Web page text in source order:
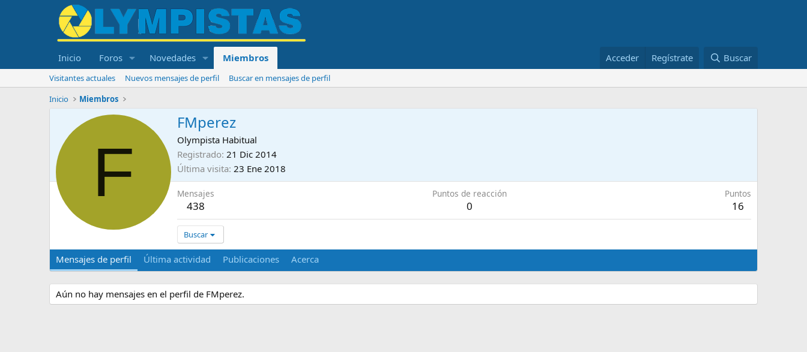
Inicio Foros Novedades Miembros Acceder Regístrate Buscar
Visitantes actuales Nuevos mensajes de perfil
Buscar en mensajes de perfil
Inicio
Miembros
F
FMperez
Olympista Habitual
Registrado 21 Dic 2014
Última visita 23 Ene 2018
Mensajes
438
Puntos de reacción
0
Puntos
16
Buscar
Mensajes de perfil Última actividad Publicaciones Acerca
Aún no hay mensajes en el perfil de FMperez.